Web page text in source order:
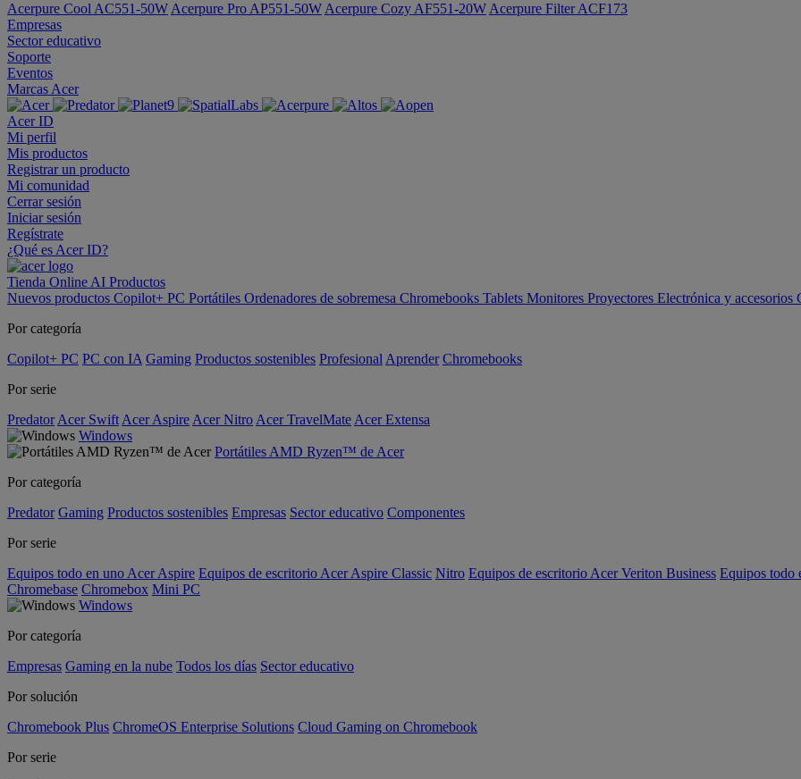
Acerpure Cool AC551-50W Acerpure Pro AP551-50W Acerpure Cozy AF551-20W Acerpure Filter ACF173
Empresas
Sector educativo
Soporte
Eventos
Marcas Acer
Acer ID
Mi perfil
Mis productos
Registrar un producto
Mi comunidad
Cerrar sesión
Iniciar sesión
Regístrate
¿Qué es Acer ID?
Tienda Online AI Productos
Nuevos productos Copilot+ PC Portátiles Ordenadores de sobremesa Chromebooks Tablets Monitores Proyectores Electrónica y accesorios
Por categoría
Copilot+ PC PC con IA Gaming Productos sostenibles Profesional Aprender Chromebooks
Por serie
Predator Acer Swift Acer Aspire Acer Nitro Acer TravelMate Acer Extensa
Windows
Portátiles AMD Ryzen™ de Acer
Por categoría
Predator Gaming Productos sostenibles Empresas Sector educativo Componentes
Por serie
Equipos todo en uno Acer Aspire Equipos de escritorio Acer Aspire Classic Nitro Equipos de escritorio Acer Veriton Business Equipos todo
Chromebase Chromebox Mini PC
Windows
Por categoría
Empresas Gaming en la nube Todos los días Sector educativo
Por solución
Chromebook Plus ChromeOS Enterprise Solutions Cloud Gaming on Chromebook
Por serie